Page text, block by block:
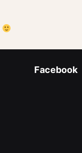
Facebook